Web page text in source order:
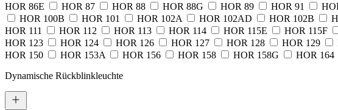
HOR 86E
HOR 87 HOR 88 HOR 88G HOR 89 HOR 91
HOR 100B
HOR 101 HOR 102A HOR 102AD HOR 102B
HOR 111
HOR 112 HOR 113 HOR 114 HOR 115E HOR 115F
HOR 123
HOR 124 HOR 126 HOR 127 HOR 128 HOR 129
HOR 150
HOR 153A HOR 156 HOR 158 HOR 158G HOR 164
Dynamische Rückblinkleuchte
Alle ablehnen